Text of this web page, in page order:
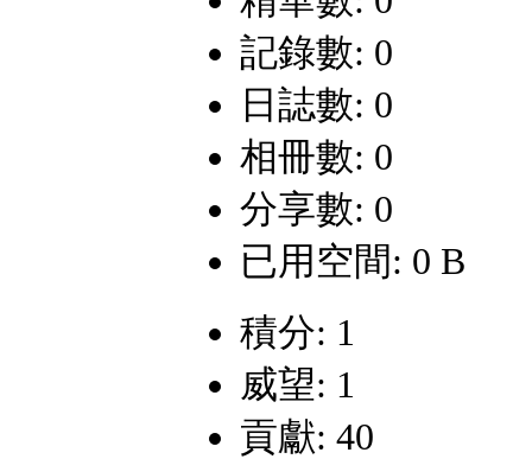
記錄數: 0
日誌數: 0
相冊數: 0
分享數: 0
已用空間: 0 B
積分: 1
威望: 1
貢獻: 40